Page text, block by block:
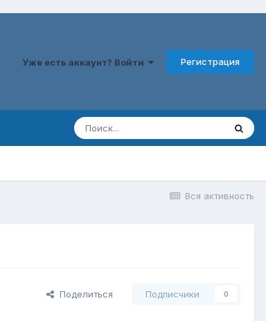
Уже есть аккаунт? Войти Регистрация
Вся активность
Поделиться Подписчики 0